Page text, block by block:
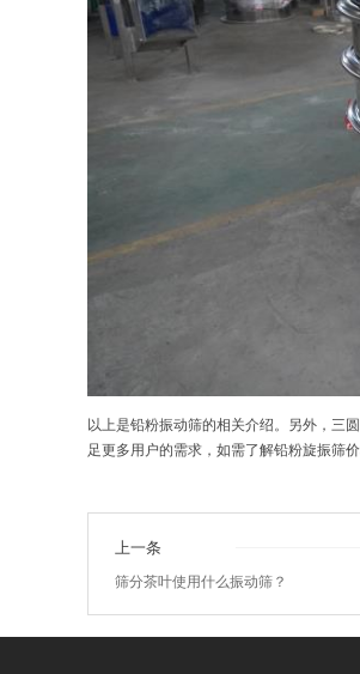
以上是铅粉振动筛的相关介绍。另外， 三
足更多用户的需求，如需了解铅粉旋振筛
上一条
筛分茶叶使用什么振动筛？